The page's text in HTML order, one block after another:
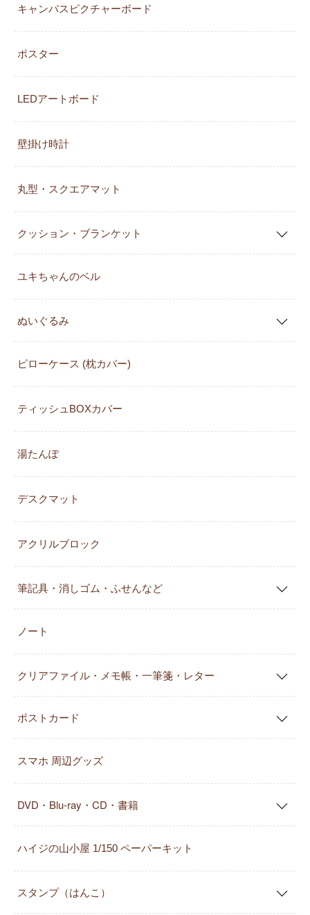
キャンバスピクチャーボード
ポスター
LEDアートボード
壁掛け時計
丸型・スクエアマット
クッション・ブランケット
ユキちゃんのベル
ぬいぐるみ
ピローケース (枕カバー)
ティッシュBOXカバー
湯たんぽ
デスクマット
アクリルブロック
筆記具・消しゴム・ふせんなど
ノート
クリアファイル・メモ帳・一筆箋・レター
ポストカード
スマホ 周辺グッズ
DVD・Blu-ray・CD・書籍
ハイジの山小屋 1/150 ペーパーキット
スタンプ（はんこ）